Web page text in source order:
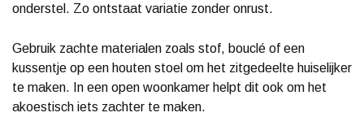
onderstel. Zo ontstaat variatie zonder onrust.
Gebruik zachte materialen zoals stof, bouclé of een
kussentje op een houten stoel om het zitgedeelte huiselijker
te maken. In een open woonkamer helpt dit ook om het
akoestisch iets zachter te maken.